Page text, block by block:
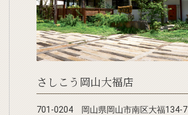
さしこう岡山大福店
701-0204 岡山県岡山市南区大福134-7